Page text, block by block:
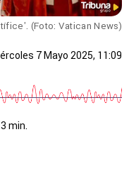
(Foto: Vatican News)
7 Mayo 2025, 11:09
min.